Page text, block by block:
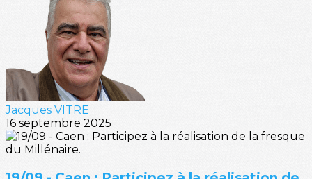
Jacques VITRE
16 septembre 2025